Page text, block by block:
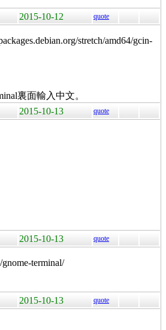
2015-10-12 quote
stretch/amd64/gcin-
裏面輸入中文。
2015-10-13 quote
2015-10-13 quote
terminal/
2015-10-13 quote